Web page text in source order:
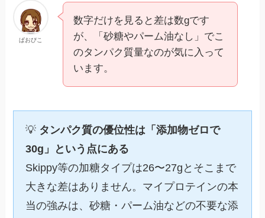
ぱおぴこ
数字だけを見ると差は数gです
が、「砂糖やパーム油なし」でこ
のタンパク質量なのが気に入って
います。
💡 タンパク質の優位性は「添加物ゼロで
30g」という点にある
Skippy等の加糖タイプは26〜27gとそこまで
大きな差はありません。マイプロテインの本
当の強みは、砂糖・パーム油などの不要な添